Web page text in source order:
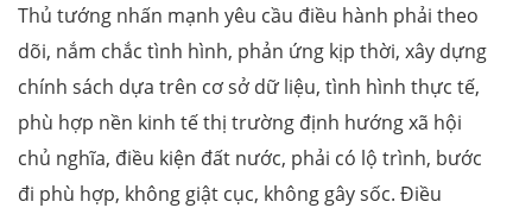
Thủ tướng nhấn mạnh yêu cầu điều hành phải theo
dõi, nắm chắc tình hình, phản ứng kịp thời, xây dựng
chính sách dựa trên cơ sở dữ liệu, tình hình thực tế,
phù hợp nền kinh tế thị trường định hướng xã hội
chủ nghĩa, điều kiện đất nước, phải có lộ trình, bước
đi phù hợp, không giật cục, không gây sốc. Điều